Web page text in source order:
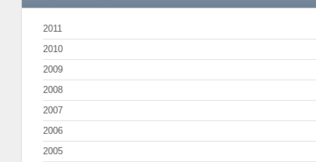
2011
2010
2009
2008
2007
2006
2005